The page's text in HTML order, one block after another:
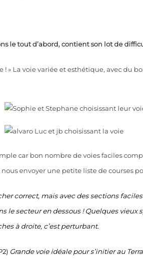
le tout d’abord, contient son lot de
! » La voie variée et esthétique, avec du
car bon nombre de voies faciles
envoyer une petite liste de courses
correct, mais avec des sections
le secteur en dessous ! Quelques
à droite, c’est perturbant.
Grande voie idéale pour s’initier au